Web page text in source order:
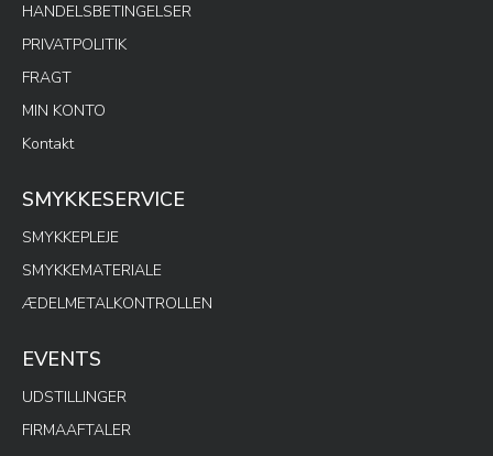
HANDELSBETINGELSER
PRIVATPOLITIK
FRAGT
MIN KONTO
Kontakt
SMYKKESERVICE
SMYKKEPLEJE
SMYKKEMATERIALE
ÆDELMETALKONTROLLEN
EVENTS
UDSTILLINGER
FIRMAAFTALER